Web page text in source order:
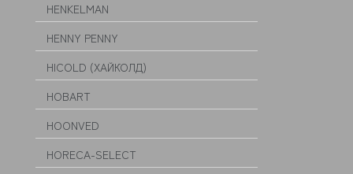
HENKELMAN
HENNY PENNY
HICOLD (ХАЙКОЛД)
HOBART
HOONVED
HORECA-SELECT